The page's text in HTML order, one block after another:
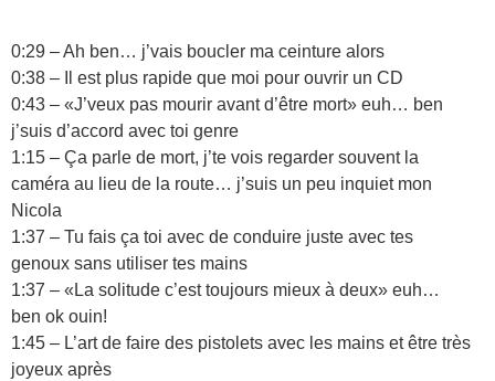
0:29 – Ah ben… j’vais boucler ma ceinture alors
0:38 – Il est plus rapide que moi pour ouvrir un CD
0:43 – «J’veux pas mourir avant d’être mort» euh… ben
j’suis d’accord avec toi genre
1:15 – Ça parle de mort, j’te vois regarder souvent la
caméra au lieu de la route… j’suis un peu inquiet mon
Nicola
1:37 – Tu fais ça toi avec de conduire juste avec tes
genoux sans utiliser tes mains
1:37 – «La solitude c’est toujours mieux à deux» euh…
ben ok ouin!
1:45 – L’art de faire des pistolets avec les mains et être très
joyeux après